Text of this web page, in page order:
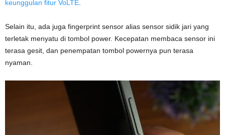
keunggulan fitur VoLTE
Selain itu, ada juga fingerprint sensor alias sensor sidik jari yang
terletak menyatu di tombol power. Kecepatan membaca sensor ini
terasa gesit, dan penempatan tombol powernya pun terasa
nyaman.